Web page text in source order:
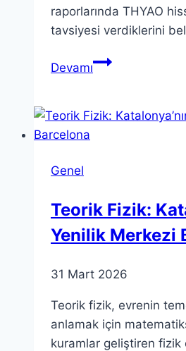
raporlarında THYAO
tavsiyesi verdiklerini
DevamıTürk
Hissesi:
Genel
Teorik Fizik:
Yenilik Merkezi
31 Mart 2026
Teorik fizik, evrenin
anlamak için
kuramlar geliştiren fizik